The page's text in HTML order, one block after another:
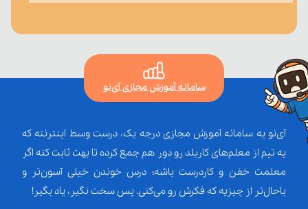
سامانه آموزش مجازی آی‌نو
آی‌نو یه سامانه آموزش مجازی درجه یک، درست وسط اینترنته که
یه تیم از معلم‌‌های کاربلد رو دور هم جمع کرده تا بهت ثابت کنه اگر
معلمت خفن و کاردرست باشه؛ درس خوندن خیلی آسون‌تر و
باحال‌تر از چیزیه که فکرش رو می‌کنی. پس سخت نگیر، یاد بگیر!